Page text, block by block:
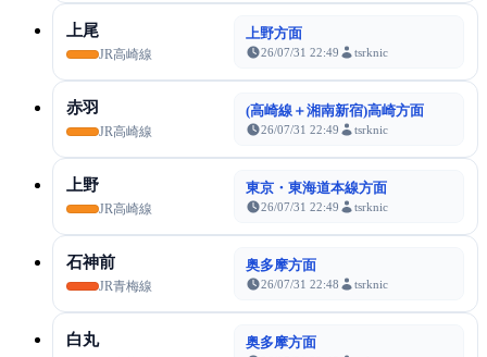
上尾
JR高崎線
上野方面
26/07/31 22:49 tsrknic
赤羽
JR高崎線
(高崎線＋湘南新宿)高崎方面
26/07/31 22:49 tsrknic
上野
JR高崎線
東京・東海道本線方面
26/07/31 22:49 tsrknic
石神前
JR青梅線
奥多摩方面
26/07/31 22:48 tsrknic
白丸 奥多摩方面